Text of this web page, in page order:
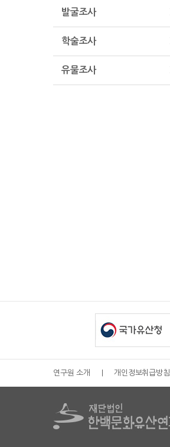
발굴조사
학술조사
유물조사
연구원 소개 개인정보취급방침